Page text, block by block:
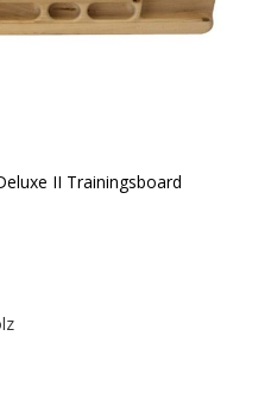
II Trainingsboard